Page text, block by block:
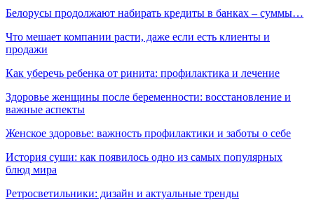
Белорусы продолжают набирать кредиты в банках – суммы…
Что мешает компании расти, даже если есть клиенты и
продажи
Как уберечь ребенка от ринита: профилактика и лечение
Здоровье женщины после беременности: восстановление и
важные аспекты
Женское здоровье: важность профилактики и заботы о себе
История суши: как появилось одно из самых популярных
блюд мира
Ретросветильники: дизайн и актуальные тренды